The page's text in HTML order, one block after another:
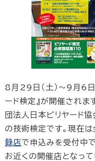
8月29日（土）～9月6日
ード検定』が開催されま
団法人日本ビリヤード協
の技術検定です。現在
録店で申込みを受付中
お近くの開催店となっ